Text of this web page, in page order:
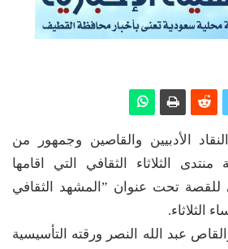
الأدبيين والقاصين وجمهور من
منتدى الثلاثاء الثقافي التي اقامها
للقصة تحت عنوان ”المشهد الثقافي
الثلاثاء.
عبد الله النصر ورقته التأسيسية